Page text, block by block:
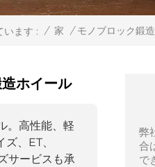
います : / 家 / モノブロック鍛
ホイール
。高性能、軽
、ET、
サービスも承
弊
合
で